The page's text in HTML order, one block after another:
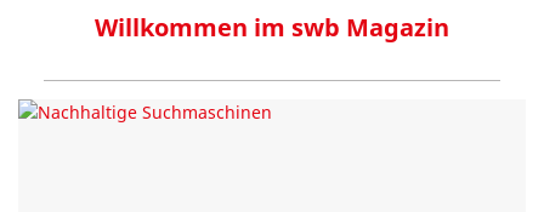
Willkommen im swb Magazin